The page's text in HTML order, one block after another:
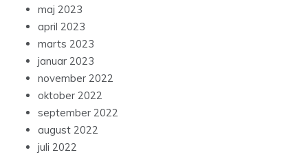
maj 2023
april 2023
marts 2023
januar 2023
november 2022
oktober 2022
september 2022
august 2022
juli 2022